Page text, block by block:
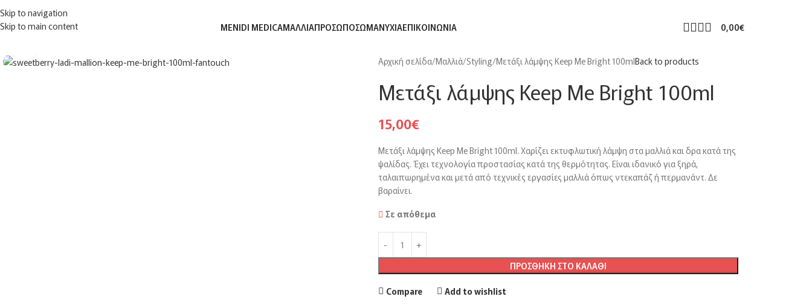
Skip to navigation
Skip to main content
MENIDI MEDICAΜΑΛΛΙΆΠΡΌΣΩΠΟΣΏΜΑΝΎΧΙΑΕΠΙΚΟΙΝΩΝΊΑ 0,00€
Αρχική σελίδα Μαλλιά Styling Μετάξι λάμψης Keep Me Bright 100mlBack to products
Μετάξι λάμψης Keep Me Bright 100ml
15,00€
Μετάξι λάμψης Keep Me Bright 100ml. Χαρίζει εκτυφλωτική λάμψη στα μαλλιά και δρα κατά της
ψαλίδας. Έχει τεχνολογία προστασίας κατά της θερμότητας. Είναι ιδανικό για ξηρά,
ταλαιπωρημένα και μετά από τεχνικές εργασίες μαλλιά όπως ντεκαπάζ ή περμανάντ. Δε
βαραίνει.
Σε απόθεμα
ΠΡΟΣΘΉΚΗ ΣΤΟ ΚΑΛΆΘΙ
Compare Add to wishlist